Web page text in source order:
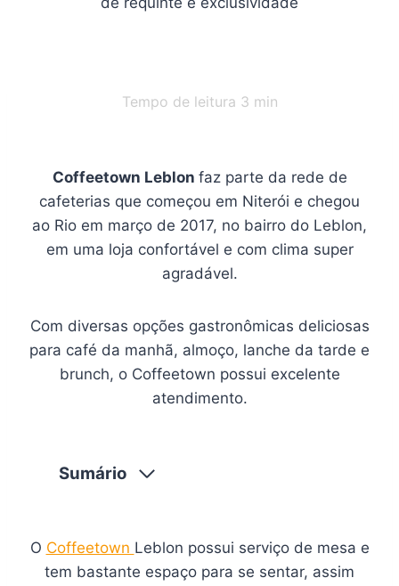
Tempo de leitura 3 min
Coffeetown Leblon faz parte da rede de
cafeterias que começou em Niterói e chegou
ao Rio em março de 2017, no bairro do Leblon,
em uma loja confortável e com clima super
agradável.
Com diversas opções gastronômicas deliciosas
para café da manhã, almoço, lanche da tarde e
brunch, o Coffeetown possui excelente
atendimento.
Sumário
O Coffeetown Leblon possui serviço de mesa e
tem bastante espaço para se sentar, assim